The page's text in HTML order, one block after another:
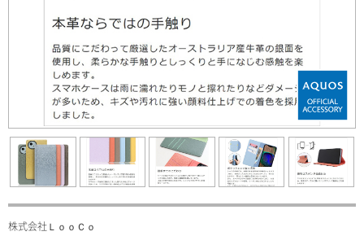
株式会社ＬｏｏＣｏ